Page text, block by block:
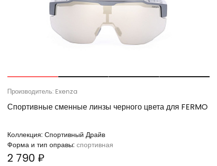
Производитель: Exenza
Спортивные сменные линзы черного цвета для FERMO
Коллекция: Спортивный Драйв
Форма и тип оправы: спортивная
2 790 ₽